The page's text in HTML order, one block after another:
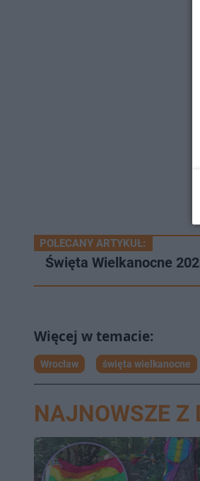
POLECANY ARTYKUŁ:
Święta Wielkanocne
Wrocław święta wielkanocne
NAJNOWSZE Z